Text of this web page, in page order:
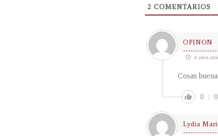
2 COMENTARIOS
OPINON
4 años
Cosas
0 0
Lydia